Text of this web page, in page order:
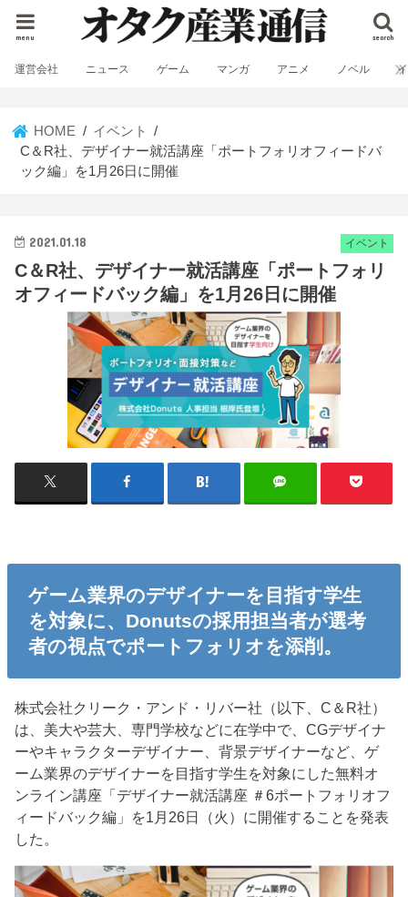
search
menu
運営会社 ニュース ゲーム マンガ アニメ ノベル
HOME
イベント
C＆R社、デザイナー就活講座「ポートフォリオフィードバ
ック編」を1月26日に開催
イベント
2021.01.18
C＆R社、デザイナー就活講座「ポートフォリ
オフィードバック編」を1月26日に開催
ゲーム業界のデザイナーを目指す学生
を対象に、Donutsの採用担当者が選考
者の視点でポートフォリオを添削。
株式会社クリーク・アンド・リバー社（以下、C＆R社）
は、美大や芸大、専門学校などに在学中で、CGデザイナ
ーやキャラクターデザイナー、背景デザイナーなど、ゲ
ーム業界のデザイナーを目指す学生を対象にした無料オ
ンライン講座「デザイナー就活講座 ＃6ポートフォリオフ
ィードバック編」を1月26日（火）に開催することを発表
した。